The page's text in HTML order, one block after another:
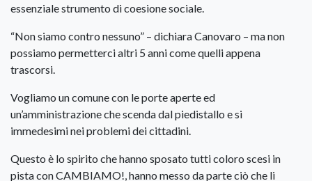
essenziale strumento di coesione sociale.
“Non siamo contro nessuno” – dichiara Canovaro – ma non
possiamo permetterci altri 5 anni come quelli appena
trascorsi.
Vogliamo un comune con le porte aperte ed
un’amministrazione che scenda dal piedistallo e si
immedesimi nei problemi dei cittadini.
Questo è lo spirito che hanno sposato tutti coloro scesi in
pista con CAMBIAMO!, hanno messo da parte ciò che li